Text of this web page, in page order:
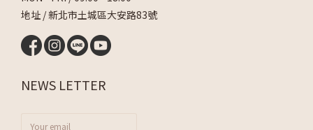
地址 / 新北市土城區大安路83號
NEWS LETTER